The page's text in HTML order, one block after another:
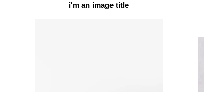
i'm an image title